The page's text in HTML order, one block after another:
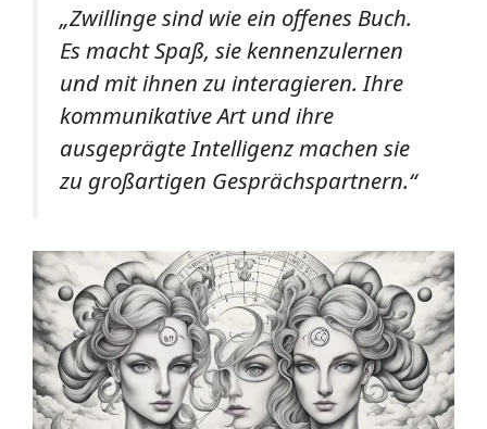
„Zwillinge sind wie ein offenes Buch.
Es macht Spaß, sie kennenzulernen
und mit ihnen zu interagieren. Ihre
kommunikative Art und ihre
ausgeprägte Intelligenz machen sie
zu großartigen Gesprächspartnern.“